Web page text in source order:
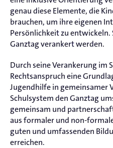
genau diese Elemente, die
brauchen, um ihre eigenen
Persönlichkeit zu entwickeln.
Ganztag verankert werden.
Durch seine Verankerung im
Rechtsanspruch eine
Jugendhilfe in gemeinsamer
Schulsystem den Ganztag
gemeinsam und
aus formaler und non-
guten und umfassenden
erreichen.